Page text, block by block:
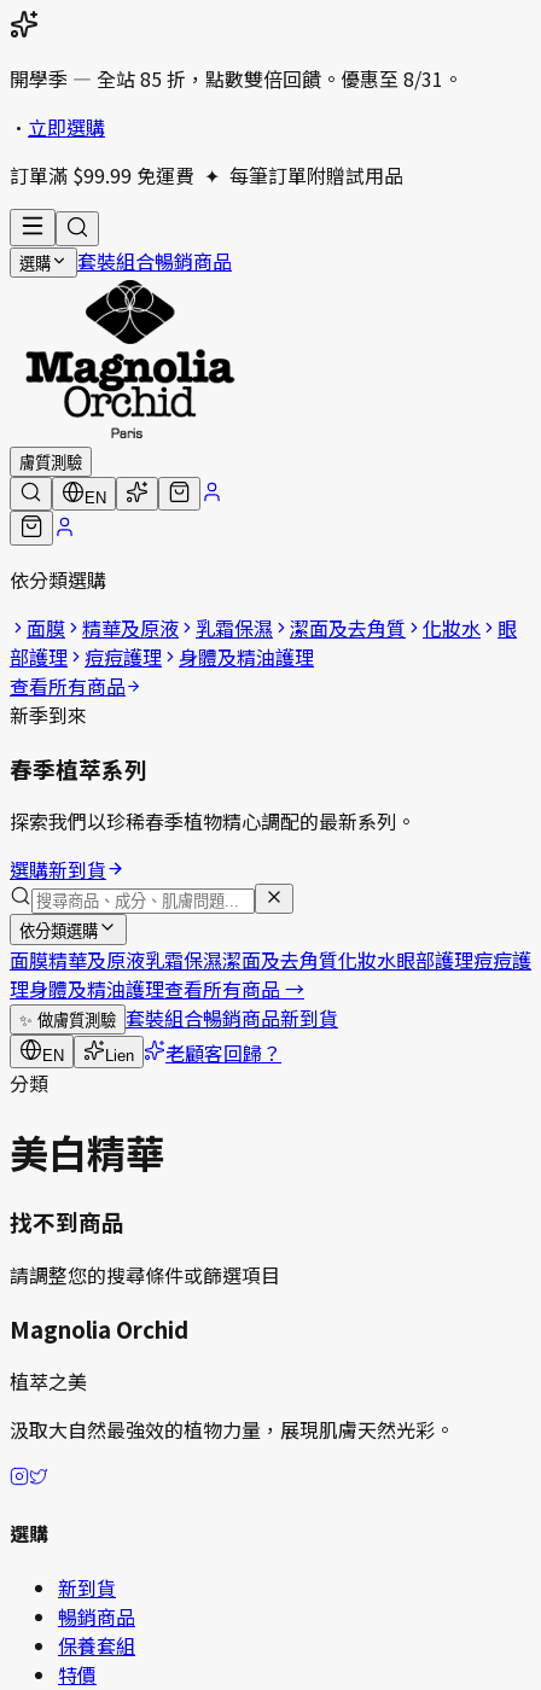
開學季 — 全站 85 折，點數雙倍回饋。優惠至 8/31。
• 立即選購
訂單滿 $99.99 免運費 ✦ 每筆訂單附贈試用品
選購 套裝組合暢銷商品
膚質測驗
EN
依分類選購
面膜 精華及原液 乳霜保濕 潔面及去角質 化妝水
眼
部護理 痘痘護理 身體及精油護理
查看所有商品
新季到來
春季植萃系列
探索我們以珍稀春季植物精心調配的最新系列。
選購新到貨
依分類選購
面膜精華及原液乳霜保濕潔面及去角質化妝水眼部護理痘痘護
理身體及精油護理查看所有商品 →
✨ 做膚質測驗 套裝組合暢銷商品新到貨
EN Lien
老顧客回歸？
分類
美白精華
找不到商品
請調整您的搜尋條件或篩選項目
Magnolia Orchid
植萃之美
汲取大自然最強效的植物力量，展現肌膚天然光彩。
選購
新到貨
暢銷商品
保養套組
特價